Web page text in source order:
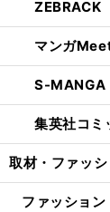
ZEBRACK
マンガ
S-MANGA
集英社コミ
取材・ファッ
ファッション